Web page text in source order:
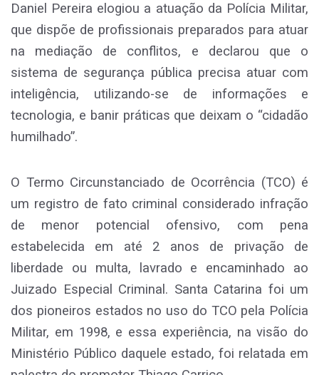
Daniel Pereira elogiou a atuação da Polícia Militar,
que dispõe de profissionais preparados para atuar
na mediação de conflitos, e declarou que o
sistema de segurança pública precisa atuar com
inteligência, utilizando-se de informações e
tecnologia, e banir práticas que deixam o “cidadão
humilhado”.
O Termo Circunstanciado de Ocorrência (TCO) é
um registro de fato criminal considerado infração
de menor potencial ofensivo, com pena
estabelecida em até 2 anos de privação de
liberdade ou multa, lavrado e encaminhado ao
Juizado Especial Criminal. Santa Catarina foi um
dos pioneiros estados no uso do TCO pela Polícia
Militar, em 1998, e essa experiência, na visão do
Ministério Público daquele estado, foi relatada em